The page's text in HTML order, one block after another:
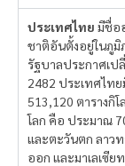
ประเทศไทย มีชื่อ
ชาติอันตั้งอยู่ในภูมิ
รัฐบาลประกาศเป
2482 ประเทศไท
513,120 ตารางกิ
โลก คือ ประมาณ
และตะวันตก ลาว
ออก และมาเลเซี